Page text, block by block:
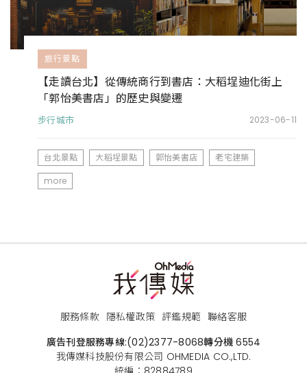
旅行景點
【走讀台北】從傳統商行到書店：大稻埕迪化街上
「郭怡美書店」的歷史與變遷
步行城市 2023-06-11
台北景點 大稻埕景點 郭怡美書店
老宅建築
more
服務條款 隱私權政策 評鑑規範 聯絡客服
廣告刊登服務專線:(02)2377-8068轉分機 6554
我傳媒科技股份有限公司 OHMEDIA CO.,LTD.